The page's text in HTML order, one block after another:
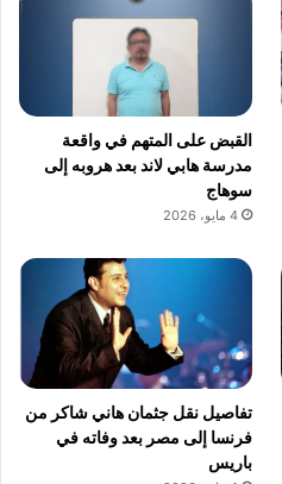
القبض على المتهم في واقعة
مدرسة هابي لاند بعد هروبه إلى
سوهاج
4 مايو، 2026
تفاصيل نقل جثمان هاني شاكر من
فرنسا إلى مصر بعد وفاته في
باريس